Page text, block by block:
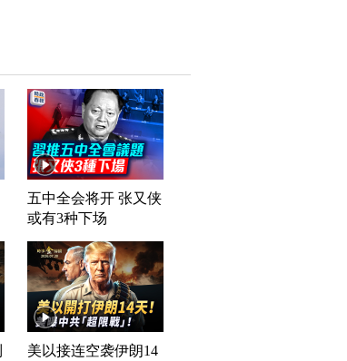
五中全会将开 张又侠
或有3种下场
美以接连空袭伊朗14